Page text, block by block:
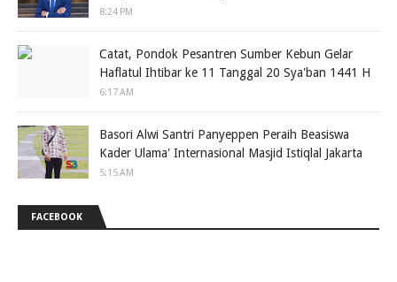
8:24 PM
Catat, Pondok Pesantren Sumber Kebun Gelar
Haflatul Ihtibar ke 11 Tanggal 20 Sya'ban 1441 H
6:17 AM
Basori Alwi Santri Panyeppen Peraih Beasiswa
Kader Ulama' Internasional Masjid Istiqlal Jakarta
5:15 AM
FACEBOOK